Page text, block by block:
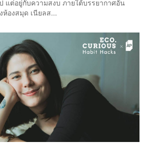
แต่อยู่กับความสงบ ภายใต้บรรยากาศอัน
องสมุด เนียลส...